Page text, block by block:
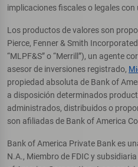
implicaciones fiscales o legales
Los productos de valores son
Pierce, Fenner & Smith
“MLPF&S” o “Merrill”), un agente
asesor de inversiones registrado,
propiedad absoluta de Bank of
a disposición determinados
administrados, distribuidos o
son afiliadas de Bank of America
Bank of America Private Bank es
N.A., Miembro de FDIC y